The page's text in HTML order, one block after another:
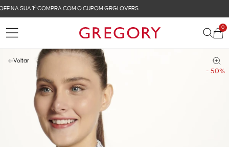
FRETE GRÁTIS NAS COMPRAS ACIMA DE R$ 899
0
- 50%
Voltar